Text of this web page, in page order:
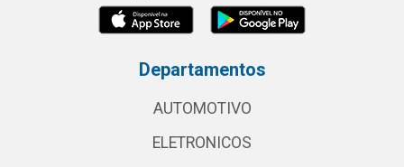
Departamentos
AUTOMOTIVO
ELETRONICOS